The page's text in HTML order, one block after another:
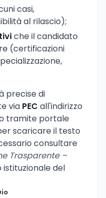
casi,
al rilascio);
che il candidato
(certificazioni
precise di
via PEC all'indirizzo
tramite portale
scaricare il testo
consultare
Trasparente –
del